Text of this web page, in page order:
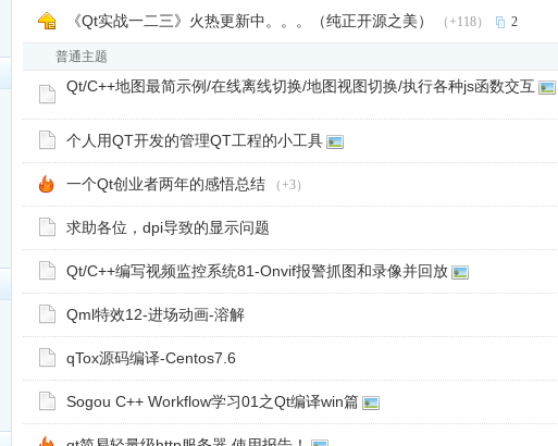
《Qt实战一二三》火热更新中。。。（纯正开源之美） （+118） 2
普通主题
Qt/C++地图最简示例/在线离线切换/地图视图切换/执行各种js函数交互
个人用QT开发的管理QT工程的小工具
一个Qt创业者两年的感悟总结 （+3）
求助各位，dpi导致的显示问题
Qt/C++编写视频监控系统81-Onvif报警抓图和录像并回放
Qml特效12-进场动画-溶解
qTox源码编译-Centos7.6
Sogou C++ Workflow学习01之Qt编译win篇